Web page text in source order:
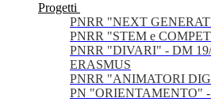
Progetti
PNRR "NEXT
PNRR "STEM e
PNRR "DIVARI" - DM
ERASMUS
PNRR "ANIMATORI
PN "ORIENTAMENTO" -